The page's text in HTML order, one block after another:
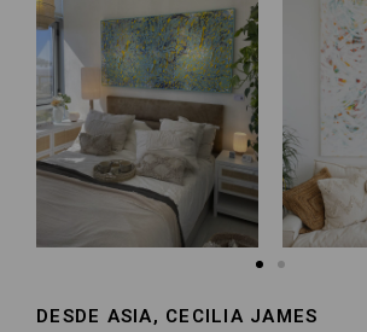
DESDE ASIA, CECILIA JAMES